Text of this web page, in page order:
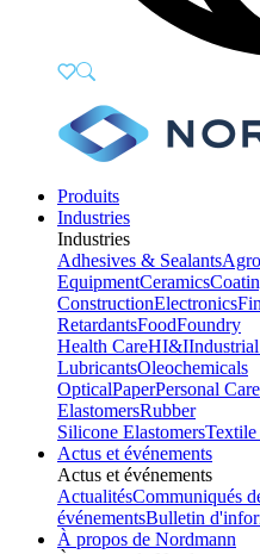
Produits
Industries
Industries
Adhesives & Sealants
EquipmentCeramics
ConstructionElectronics
RetardantsFoodFoundry
Health CareHI&I
LubricantsOleochemicals
OpticalPaperPersonal Care
ElastomersRubber
Silicone Elastomers
Actus et événements
Actus et événements
ActualitésCommuniqués
événementsBulletin
À propos de Nordmann